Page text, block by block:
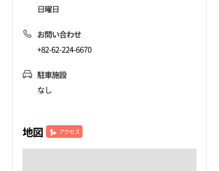
日曜日
お問い合わせ
+82-62-224-6670
駐車施設
なし
地図 アクセス